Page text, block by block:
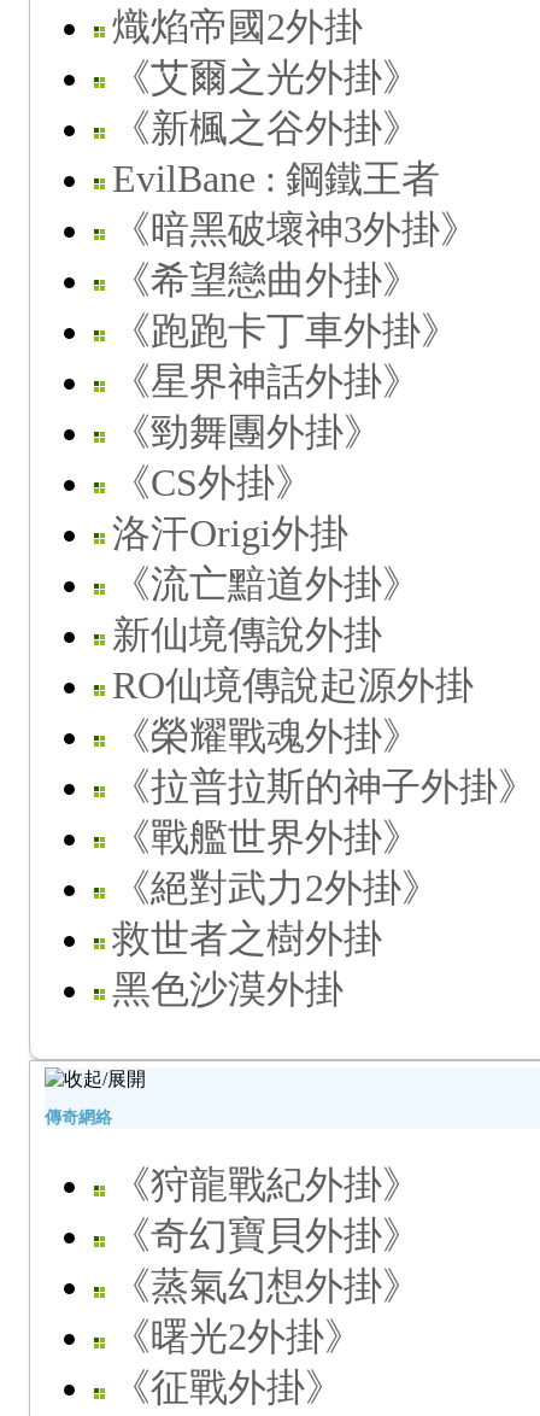
熾焰帝國2外掛
《艾爾之光外掛》
《新楓之谷外掛》
EvilBane : 鋼鐵王者
《暗黑破壞神3外掛》
《希望戀曲外掛》
《跑跑卡丁車外掛》
《星界神話外掛》
《勁舞團外掛》
《CS外掛》
洛汗Origi外掛
《流亡黯道外掛》
新仙境傳說外掛
RO仙境傳說起源外掛
《榮耀戰魂外掛》
《拉普拉斯的神子外掛》
《戰艦世界外掛》
《絕對武力2外掛》
救世者之樹外掛
黑色沙漠外掛
傳奇網絡
《狩龍戰紀外掛》
《奇幻寶貝外掛》
《蒸氣幻想外掛》
《曙光2外掛》
《征戰外掛》